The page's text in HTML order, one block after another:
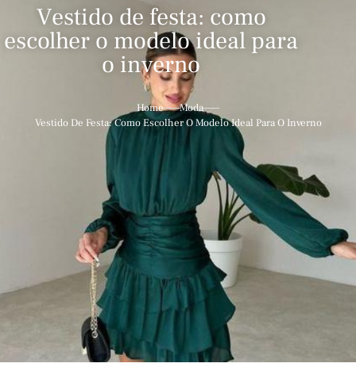
Vestido de festa: como
escolher o modelo ideal para
o inverno
Home
Moda
Vestido De Festa: Como Escolher O Modelo Ideal Para O Inverno